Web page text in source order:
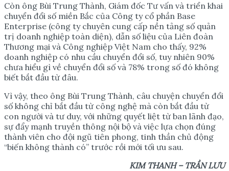
Còn ông Bùi Trung Thành, Giám đốc Tư vấn và triển khai
chuyển đổi số miền Bắc của Công ty cổ phần Base
Enterprise (công ty chuyên cung cấp nền tảng số quản
trị doanh nghiệp toàn diện), dẫn số liệu của Liên đoàn
Thương mại và Công nghiệp Việt Nam cho thấy, 92%
doanh nghiệp có nhu cầu chuyển đổi số, tuy nhiên 90%
chưa hiểu gì về chuyển đổi số và 78% trong số đó không
biết bắt đầu từ đâu.
Vì vậy, theo ông Bùi Trung Thành, câu chuyện chuyển đổi
số không chỉ bắt đầu từ công nghệ mà còn bắt đầu từ
con người và tư duy, với những quyết liệt từ ban lãnh đạo,
sự đẩy mạnh truyền thông nội bộ và việc lựa chọn đúng
thành viên cho đội ngũ tiên phong, tinh thần chủ động
“biến không thành có” trước rồi mới tối ưu sau.
KIM THANH – TRẦN LƯU